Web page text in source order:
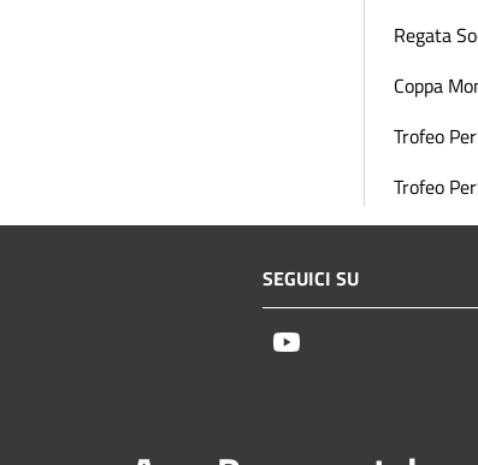
Regata
Coppa
Trofeo
Trofeo
SEGUICI SU